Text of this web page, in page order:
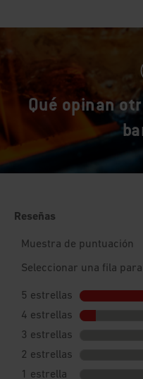
Qué opinan